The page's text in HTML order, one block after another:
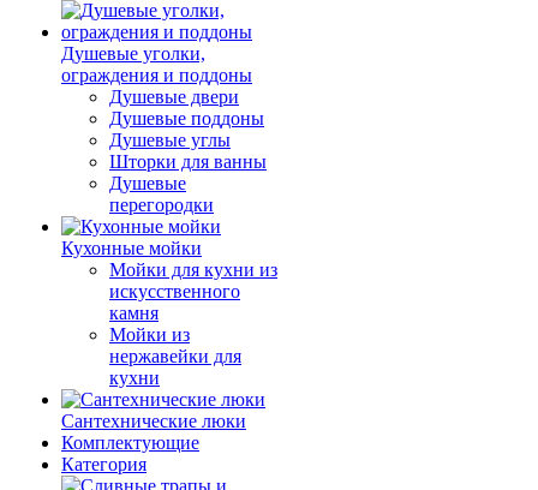
Душевые уголки,
ограждения и поддоны
Душевые двери
Душевые поддоны
Душевые углы
Шторки для ванны
Душевые
перегородки
Кухонные мойки
Мойки для кухни из
искусственного
камня
Мойки из
нержавейки для
кухни
Сантехнические люки
Комплектующие
Категория